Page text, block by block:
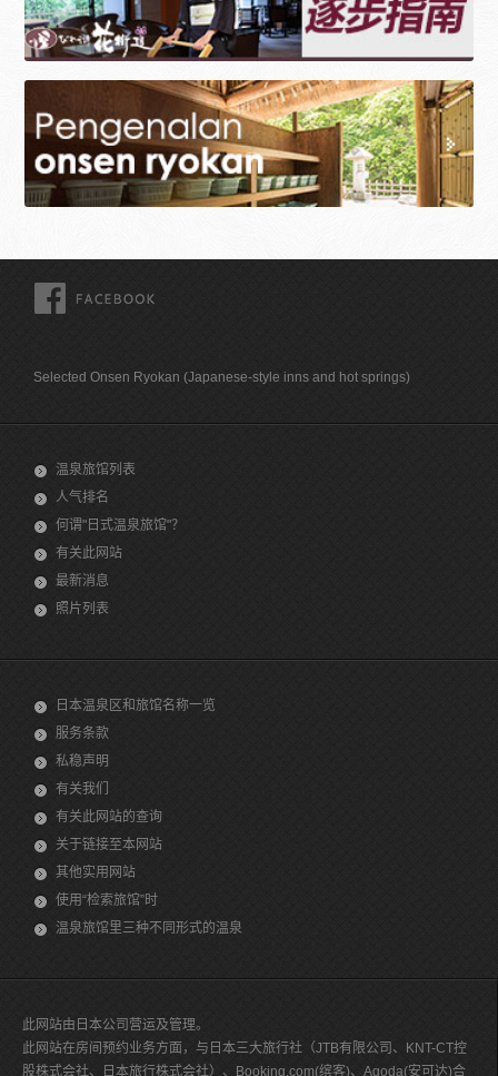
Selected Onsen Ryokan (Japanese-style inns and hot springs)
温泉旅馆列表
人气排名
何谓"日式温泉旅馆"？
有关此网站
最新消息
照片列表
日本温泉区和旅馆名称一览
服务条款
私稳声明
有关我们
有关此网站的查询
关于链接至本网站
其他实用网站
使用“检索旅馆”时
温泉旅馆里三种不同形式的温泉
此网站由日本公司营运及管理。
此网站在房间预约业务方面，与日本三大旅行社（JTB有限公司、KNT-CT控
股株式会社、日本旅行株式会社）、Booking.com(缤客)、Agoda(安可达)合